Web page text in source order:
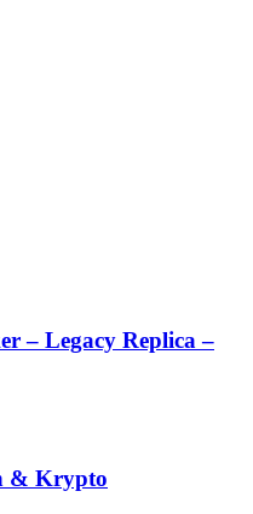
– Legacy Replica –
& Krypto